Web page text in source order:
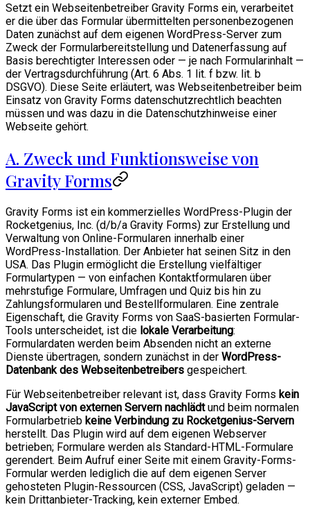
Setzt ein Webseitenbetreiber Gravity Forms ein, verarbeitet
er die über das Formular übermittelten personenbezogenen
Daten zunächst auf dem eigenen WordPress-Server zum
Zweck der Formularbereitstellung und Datenerfassung auf
Basis berechtigter Interessen oder — je nach Formularinhalt —
der Vertragsdurchführung (Art. 6 Abs. 1 lit. f bzw. lit. b
DSGVO). Diese Seite erläutert, was Webseitenbetreiber beim
Einsatz von Gravity Forms datenschutzrechtlich beachten
müssen und was dazu in die Datenschutzhinweise einer
Webseite gehört.
A. Zweck und Funktionsweise von
Gravity Forms
Gravity Forms ist ein kommerzielles WordPress-Plugin der
Rocketgenius, Inc. (d/b/a Gravity Forms) zur Erstellung und
Verwaltung von Online-Formularen innerhalb einer
WordPress-Installation. Der Anbieter hat seinen Sitz in den
USA. Das Plugin ermöglicht die Erstellung vielfältiger
Formulartypen — von einfachen Kontaktformularen über
mehrstufige Formulare, Umfragen und Quiz bis hin zu
Zahlungsformularen und Bestellformularen. Eine zentrale
Eigenschaft, die Gravity Forms von SaaS-basierten Formular-
Tools unterscheidet, ist die lokale Verarbeitung:
Formulardaten werden beim Absenden nicht an externe
Dienste übertragen, sondern zunächst in der WordPress-
Datenbank des Webseitenbetreibers gespeichert.
Für Webseitenbetreiber relevant ist, dass Gravity Forms kein
JavaScript von externen Servern nachlädtund beim normalen
Formularbetrieb keine Verbindung zu Rocketgenius-Servern
herstellt. Das Plugin wird auf dem eigenen Webserver
betrieben; Formulare werden als Standard-HTML-Formulare
gerendert. Beim Aufruf einer Seite mit einem Gravity-Forms-
Formular werden lediglich die auf dem eigenen Server
gehosteten Plugin-Ressourcen (CSS, JavaScript) geladen —
kein Drittanbieter-Tracking, kein externer Embed.